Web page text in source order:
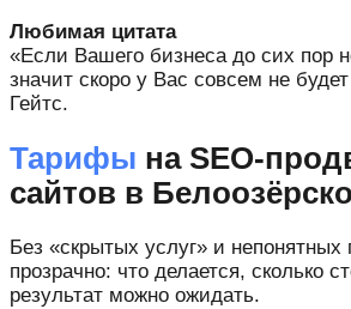
Любимая цитата
«Если Вашего бизнеса до сих пор
значит скоро у Вас совсем не
Гейтс.
Тарифы на SEO-
сайтов в
Без «скрытых услуг» и непонятных
прозрачно: что делается, сколько
результат можно ожидать.